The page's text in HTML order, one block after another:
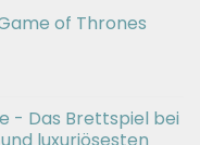
of Thrones
- Das Brettspiel bei
luxuriösesten